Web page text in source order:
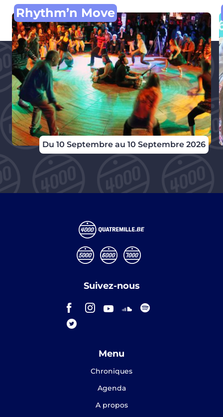
Du 10 Septembre au 10 Septembre 2026
Rhythm’n Move
Suivez-nous
Menu
Chroniques
Agenda
A propos